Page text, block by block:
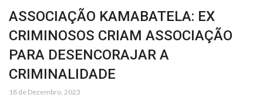
ASSOCIAÇÃO KAMABATELA: EX
CRIMINOSOS CRIAM ASSOCIAÇÃO
PARA DESENCORAJAR A
CRIMINALIDADE
18 de Dezembro, 2023